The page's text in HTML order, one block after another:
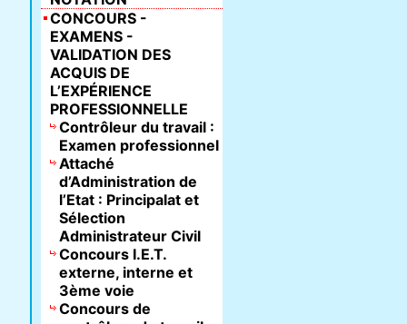
CONCOURS -
EXAMENS -
VALIDATION DES
ACQUIS DE
L’EXPÉRIENCE
PROFESSIONNELLE
Contrôleur du travail :
Examen professionnel
Attaché
d’Administration de
l’Etat : Principalat et
Sélection
Administrateur Civil
Concours I.E.T.
externe, interne et
3ème voie
Concours de